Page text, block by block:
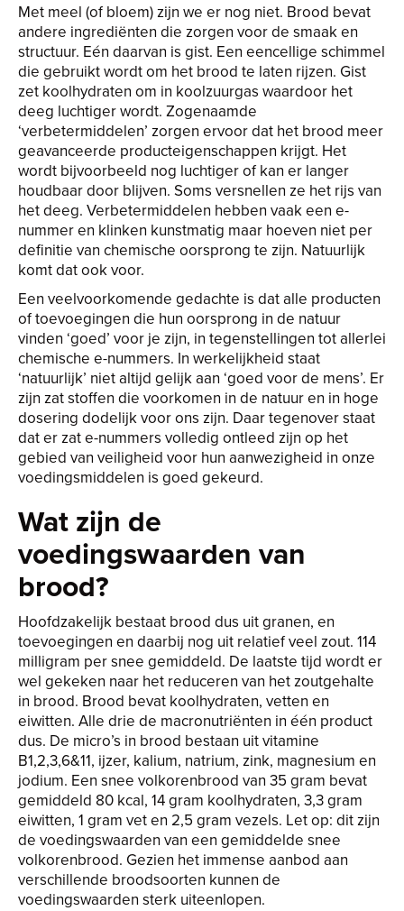
Met meel (of bloem) zijn we er nog niet. Brood bevat
andere ingrediënten die zorgen voor de smaak en
structuur. Eén daarvan is gist. Een eencellige schimmel
die gebruikt wordt om het brood te laten rijzen. Gist
zet koolhydraten om in koolzuurgas waardoor het
deeg luchtiger wordt. Zogenaamde
‘verbetermiddelen’ zorgen ervoor dat het brood meer
geavanceerde producteigenschappen krijgt. Het
wordt bijvoorbeeld nog luchtiger of kan er langer
houdbaar door blijven. Soms versnellen ze het rijs van
het deeg. Verbetermiddelen hebben vaak een e-
nummer en klinken kunstmatig maar hoeven niet per
definitie van chemische oorsprong te zijn. Natuurlijk
komt dat ook voor.
Een veelvoorkomende gedachte is dat alle producten
of toevoegingen die hun oorsprong in de natuur
vinden ‘goed’ voor je zijn, in tegenstellingen tot allerlei
chemische e-nummers. In werkelijkheid staat
‘natuurlijk’ niet altijd gelijk aan ‘goed voor de mens’. Er
zijn zat stoffen die voorkomen in de natuur en in hoge
dosering dodelijk voor ons zijn. Daar tegenover staat
dat er zat e-nummers volledig ontleed zijn op het
gebied van veiligheid voor hun aanwezigheid in onze
voedingsmiddelen is goed gekeurd.
Wat zijn de
voedingswaarden van
brood?
Hoofdzakelijk bestaat brood dus uit granen, en
toevoegingen en daarbij nog uit relatief veel zout. 114
milligram per snee gemiddeld. De laatste tijd wordt er
wel gekeken naar het reduceren van het zoutgehalte
in brood. Brood bevat koolhydraten, vetten en
eiwitten. Alle drie de macronutriënten in één product
dus. De micro’s in brood bestaan uit vitamine
B1,2,3,6&11, ijzer, kalium, natrium, zink, magnesium en
jodium. Een snee volkorenbrood van 35 gram bevat
gemiddeld 80 kcal, 14 gram koolhydraten, 3,3 gram
eiwitten, 1 gram vet en 2,5 gram vezels. Let op: dit zijn
de voedingswaarden van een gemiddelde snee
volkorenbrood. Gezien het immense aanbod aan
verschillende broodsoorten kunnen de
voedingswaarden sterk uiteenlopen.